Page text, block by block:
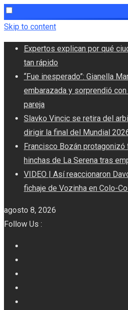
Skip to content
Expertos explican por qué
tan rápido
“Fue inesperado”: Gianella
embarazada y sorprendió
pareja
Slavko Vincic se retira del
dirigir la final del Mundial
Francisco Bozán
hinchas de La Serena tras
VIDEO | Así reaccionaron
fichaje de Vozinha en Colo-
agosto 8, 2026
Follow Us :